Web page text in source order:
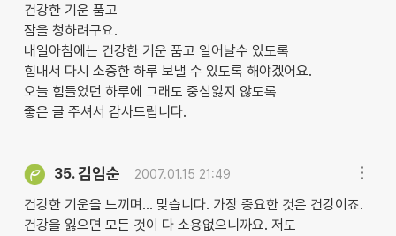
건강한 기운 품고
잠을 청하려구요.
내일아침에는 건강한 기운 품고 일어날수 있도록
힘내서 다시 소중한 하루 보낼 수 있도록 해야겠어요.
오늘 힘들었던 하루에 그래도 중심잃지 않도록
좋은 글 주셔서 감사드립니다.
35.김임순 2007.01.15 21:49
건강한 기운을 느끼며... 맞습니다. 가장 중요한 것은 건강이죠.
건강을 잃으면 모든 것이 다 소용없으니까요. 저도